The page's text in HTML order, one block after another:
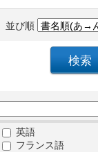
並び順
英語
フランス語